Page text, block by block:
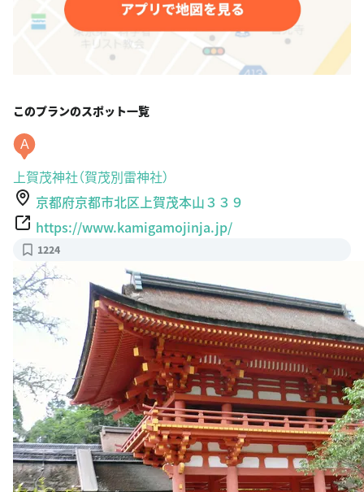
このプランのスポット一覧
A
上賀茂神社（賀茂別雷神社）
京都府京都市北区上賀茂本山３３９
https://www.kamigamojinja.jp/
1224